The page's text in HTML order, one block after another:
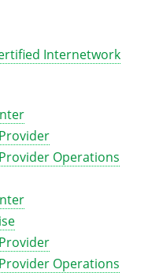
Internetwork
Operations
Operations